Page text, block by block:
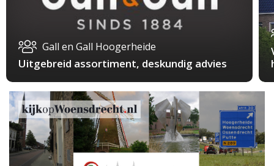
Gall en Gall Hoogerheide
Uitgebreid assortiment, deskundig advies